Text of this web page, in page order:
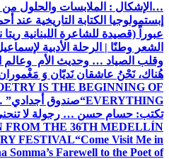
…الإشكال : الملابسات والحلول من
إبستمولوجيا الكتابة التاريخية عند
عبوراً (قصيدة للشاعرة اللبنانية
الشعر وطنًا | الرحلة الأدبية
وقلب الصياد … وحديث الأم وعالم
هُناك، نَحْنُ عاشقان نَديّان وَ
IS THE BEGINNING OF
EVERYTHING“صندوق أجدادي”
تكتب: حسام حسن … رجولة لا
FROM THE 36TH MEDELLÍN
FESTIVAL“Come Visit Me in
Somma’s Farewell to the Poet of